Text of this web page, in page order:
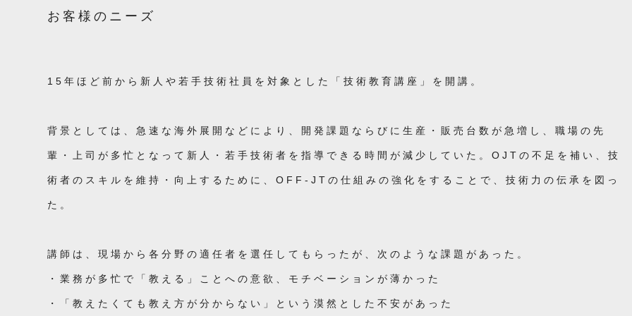
お客様のニーズ
15年ほど前から新人や若手技術社員を対象とした「技術教育講座」を開講。
背景としては、急速な海外展開などにより、開発課題ならびに生産・販売台数が急増し、職場の先
輩・上司が多忙となって新人・若手技術者を指導できる時間が減少していた。OJTの不足を補い、技
術者のスキルを維持・向上するために、OFF-JTの仕組みの強化をすることで、技術力の伝承を図っ
た。
講師は、現場から各分野の適任者を選任してもらったが、次のような課題があった。
・業務が多忙で「教える」ことへの意欲、モチベーションが薄かった
・「教えたくても教え方が分からない」という漠然とした不安があった